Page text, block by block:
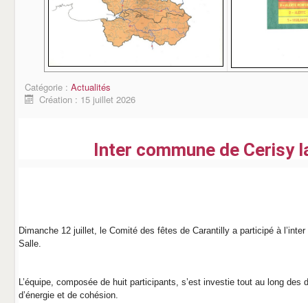
Catégorie : Actualités
Création : 15 juillet 2026
Inter commune de Cerisy
Dimanche 12 juillet, le Comité des fêtes de Carantilly a participé à
Salle.
L’équipe, composée de huit participants, s’est investie tout au long des
d’énergie et de cohésion.